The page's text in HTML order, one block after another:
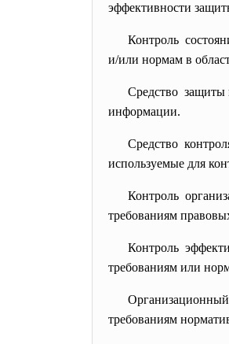
эффективности
Контроль
и/или нормам в
Средство защиты
информации.
Средство
используемые для
Контроль
требованиям
Контроль
требованиям или
требованиям